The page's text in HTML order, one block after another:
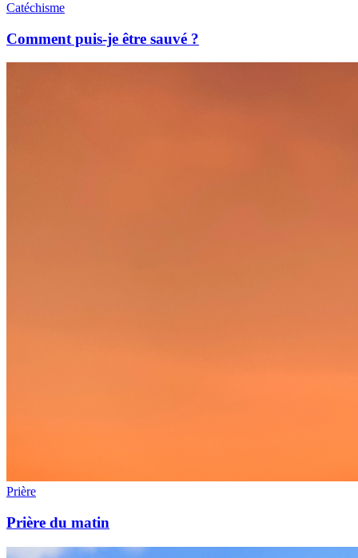
Catéchisme
Comment puis-je être sauvé ?
Prière
Prière du matin